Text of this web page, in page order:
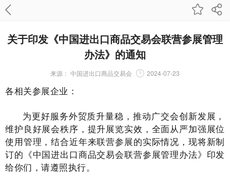
关于印发《中国进出口商品交易会联营参展管理
办法》的通知
来源： 中国进出口商品交易会 2024-07-23
各相关参展企业：
为更好服务外贸质升量稳，推动广交会创新发展，
维护良好展会秩序，提升展览实效，全面从严加强展位
使用管理，结合近年来联营参展的实际情况，现将新制
订的《中国进出口商品交易会联营参展管理办法》印发
给你们，请遵照执行。